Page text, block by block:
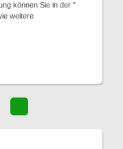
können Sie in der "
weitere